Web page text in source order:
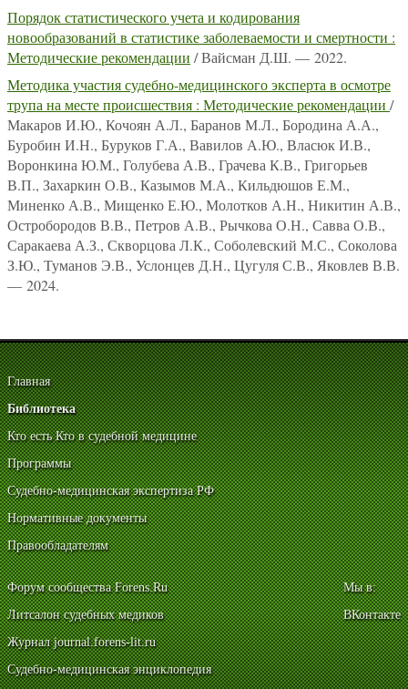
Порядок статистического учета и кодирования
новообразований в статистике заболеваемости и смертности :
Методические рекомендации / Вайсман Д.Ш. — 2022.
Методика участия судебно-медицинского эксперта в осмотре
трупа на месте происшествия : Методические рекомендации /
Макаров И.Ю., Кочоян А.Л., Баранов М.Л., Бородина А.А.,
Буробин И.Н., Буруков Г.А., Вавилов А.Ю., Власюк И.В.,
Воронкина Ю.М., Голубева А.В., Грачева К.В., Григорьев
В.П., Захаркин О.В., Казымов М.А., Кильдюшов Е.М.,
Миненко А.В., Мищенко Е.Ю., Молотков А.Н., Никитин А.В.,
Остробородов В.В., Петров А.В., Рычкова О.Н., Савва О.В.,
Саракаева А.З., Скворцова Л.К., Соболевский М.С., Соколова
З.Ю., Туманов Э.В., Услонцев Д.Н., Цугуля С.В., Яковлев В.В.
— 2024.
Главная
Библиотека
Кто есть Кто в судебной медицине
Программы
Судебно-медицинская экспертиза РФ
Нормативные документы
Правообладателям
Форум сообщества Forens.Ru
Литсалон судебных медиков
Журнал journal.forens-lit.ru
Судебно-медицинская энциклопедия
Мы в:
ВКонтакте